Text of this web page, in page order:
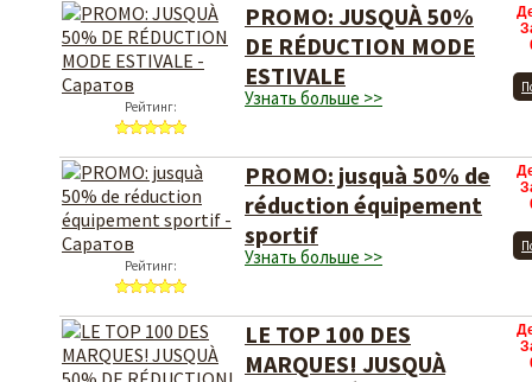
Рейтинг:
PROMO: JUSQUÀ 50%
DE RÉDUCTION MODE
ESTIVALE
Узнать больше >>
Рейтинг:
PROMO: jusquà 50% de
réduction équipement
sportif
Узнать больше >>
LE TOP 100 DES
MARQUES! JUSQUÀ